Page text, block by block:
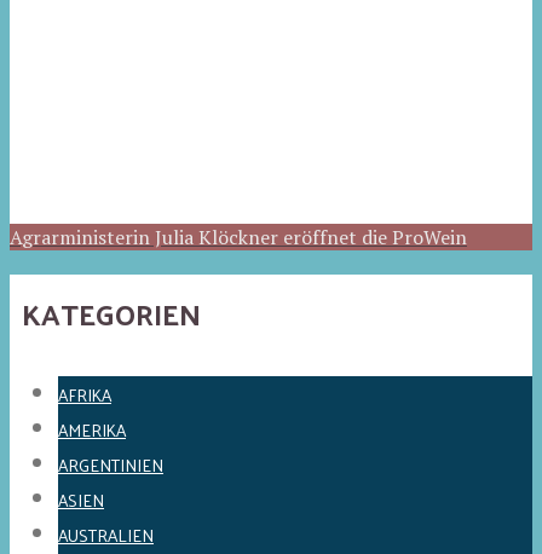
Agrarministerin Julia Klöckner eröffnet die ProWein
KATEGORIEN
AFRIKA
AMERIKA
ARGENTINIEN
ASIEN
AUSTRALIEN